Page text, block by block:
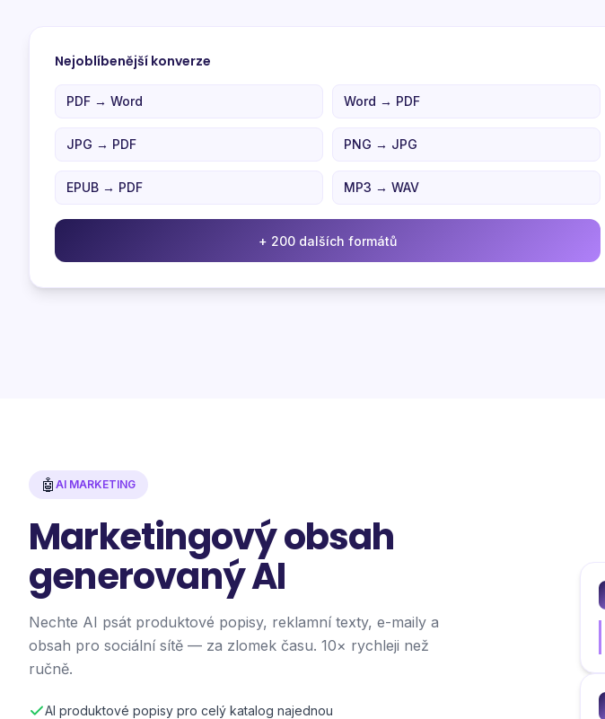
Nejoblíbenější konverze
PDF → Word Word → PDF
JPG → PDF PNG → JPG
EPUB → PDF MP3 → WAV
+ 200 dalších formátů
🤖 AI MARKETING
Marketingový obsah
generovaný AI
Nechte AI psát produktové popisy, reklamní texty, e-maily a
obsah pro sociální sítě — za zlomek času. 10× rychleji než
ručně.
AI produktové popisy pro celý katalog najednou